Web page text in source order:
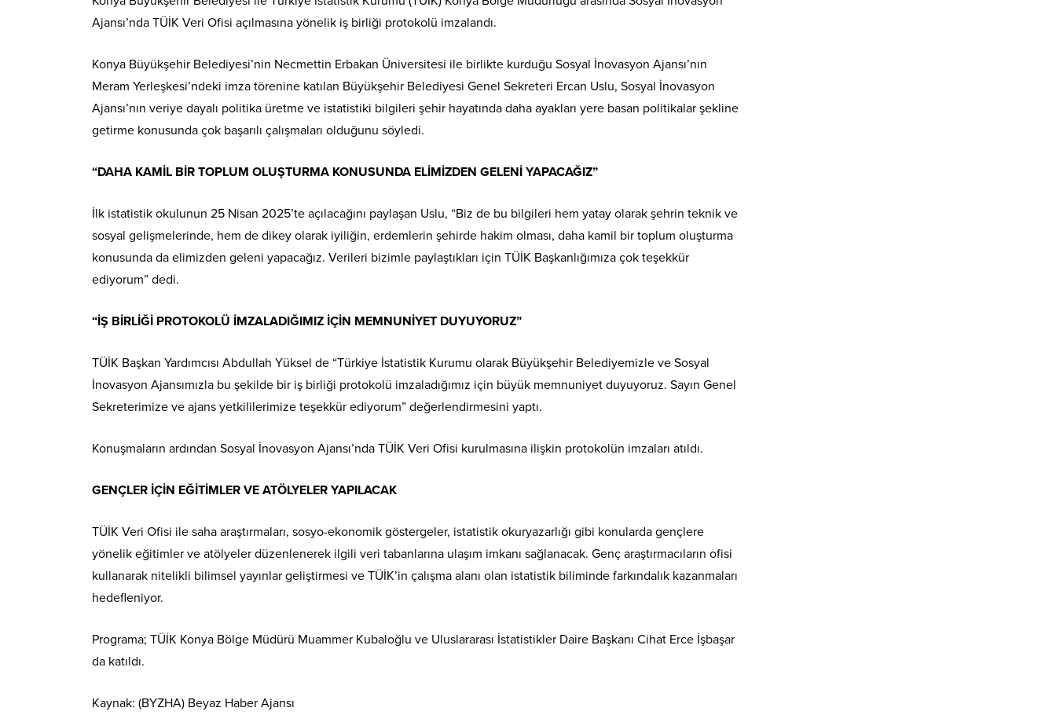
Ajansı’nda TÜİK Veri Ofisi açılmasına yönelik iş birliği protokolü imzalandı.
Konya Büyükşehir Belediyesi’nin Necmettin Erbakan Üniversitesi ile birlikte kurduğu Sosyal İnovasyon Ajansı’nın
Meram Yerleşkesi’ndeki imza törenine katılan Büyükşehir Belediyesi Genel Sekreteri Ercan Uslu, Sosyal İnovasyon
Ajansı’nın veriye dayalı politika üretme ve istatistiki bilgileri şehir hayatında daha ayakları yere basan politikalar şekline
getirme konusunda çok başarılı çalışmaları olduğunu söyledi.
“DAHA KAMİL BİR TOPLUM OLUŞTURMA KONUSUNDA ELİMİZDEN GELENİ YAPACAĞIZ”
İlk istatistik okulunun 25 Nisan 2025’te açılacağını paylaşan Uslu, “Biz de bu bilgileri hem yatay olarak şehrin teknik ve
sosyal gelişmelerinde, hem de dikey olarak iyiliğin, erdemlerin şehirde hakim olması, daha kamil bir toplum oluşturma
konusunda da elimizden geleni yapacağız. Verileri bizimle paylaştıkları için TÜİK Başkanlığımıza çok teşekkür
ediyorum” dedi.
“İŞ BİRLİĞİ PROTOKOLÜ İMZALADIĞIMIZ İÇİN MEMNUNİYET DUYUYORUZ”
TÜİK Başkan Yardımcısı Abdullah Yüksel de “Türkiye İstatistik Kurumu olarak Büyükşehir Belediyemizle ve Sosyal
İnovasyon Ajansımızla bu şekilde bir iş birliği protokolü imzaladığımız için büyük memnuniyet duyuyoruz. Sayın Genel
Sekreterimize ve ajans yetkililerimize teşekkür ediyorum” değerlendirmesini yaptı.
Konuşmaların ardından Sosyal İnovasyon Ajansı’nda TÜİK Veri Ofisi kurulmasına ilişkin protokolün imzaları atıldı.
GENÇLER İÇİN EĞİTİMLER VE ATÖLYELER YAPILACAK
TÜİK Veri Ofisi ile saha araştırmaları, sosyo-ekonomik göstergeler, istatistik okuryazarlığı gibi konularda gençlere
yönelik eğitimler ve atölyeler düzenlenerek ilgili veri tabanlarına ulaşım imkanı sağlanacak. Genç araştırmacıların ofisi
kullanarak nitelikli bilimsel yayınlar geliştirmesi ve TÜİK’in çalışma alanı olan istatistik biliminde farkındalık kazanmaları
hedefleniyor.
Programa; TÜİK Konya Bölge Müdürü Muammer Kubaloğlu ve Uluslararası İstatistikler Daire Başkanı Cihat Erce İşbaşar
da katıldı.
Kaynak: (BYZHA) Beyaz Haber Ajansı